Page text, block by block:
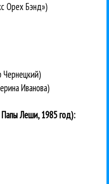
Орех Бэнд»)
Чернецкий)
Иванова)
Папы Леши, 1985 год):